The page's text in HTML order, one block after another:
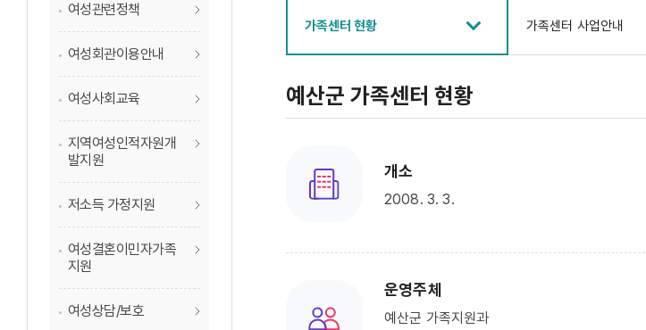
여성관련정책
여성회관이용안내
여성사회교육
지역여성인적자원개
발지원
저소득 가정지원
여성결혼이민자가족
지원
여성상담/보호
가족센터 현황 가족센터 사업안내
예산군 가족센터 현황
개소
2008. 3. 3.
운영주체
예산군 가족지원과